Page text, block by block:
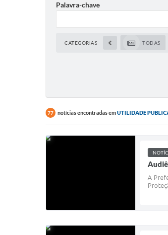
Palavra-chave
CATEGORIAS TODAS
77 notícias encontradas emUTILIDADE
A